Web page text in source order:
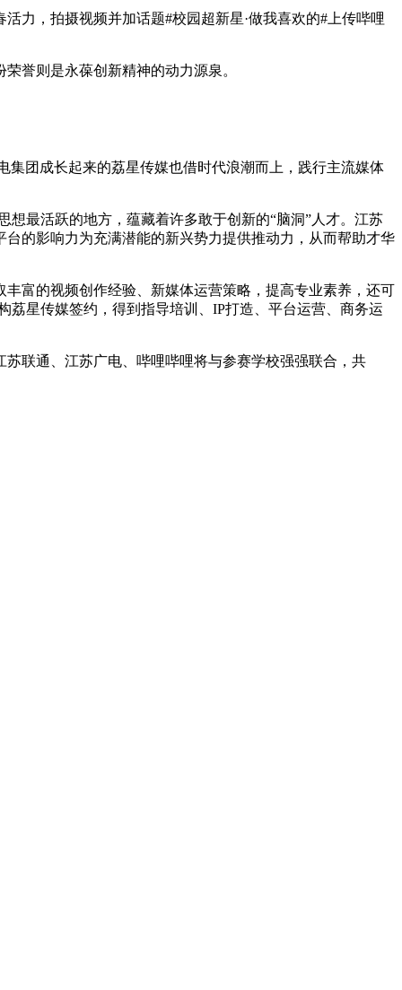
，拍摄视频并加话题#校园超新星·做我喜欢的#上传哔哩
誉则是永葆创新精神的动力源泉。
团成长起来的荔星传媒也借时代浪潮而上，践行主流媒体
最活跃的地方，蕴藏着许多敢于创新的“脑洞”人才。江苏
的影响力为充满潜能的新兴势力提供推动力，从而帮助才华
富的视频创作经验、新媒体运营策略，提高专业素养，还可
星传媒签约，得到指导培训、IP打造、平台运营、商务运
联通、江苏广电、哔哩哔哩将与参赛学校强强联合，共